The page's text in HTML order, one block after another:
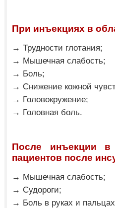
При инъекциях в
→ Трудности глотания;
→ Мышечная слабость;
→ Боль;
→ Снижение кожной
→ Головокружение;
→ Головная боль.
После инъекции
пациентов после
→ Мышечная слабость;
→ Судороги;
→ Боль в руках и